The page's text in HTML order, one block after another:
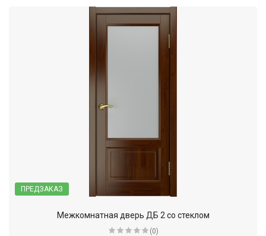
ПРЕДЗАКАЗ
Межкомнатная дверь ДБ 2 со стеклом
(0)